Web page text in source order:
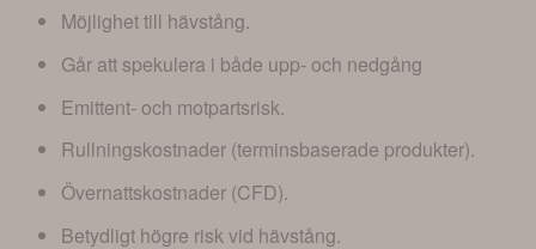
Möjlighet till hävstång.
Går att spekulera i både upp- och nedgång
Emittent- och motpartsrisk.
Rullningskostnader (terminsbaserade produkter).
Övernattskostnader (CFD).
Betydligt högre risk vid hävstång.